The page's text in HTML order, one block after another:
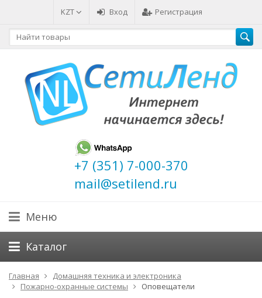
KZT Вход Регистрация
+7 (351) 7-000-370
mail@setilend.ru
Меню
Каталог
Главная
Домашняя техника и электроника
Пожарно-охранные системы
Оповещатели